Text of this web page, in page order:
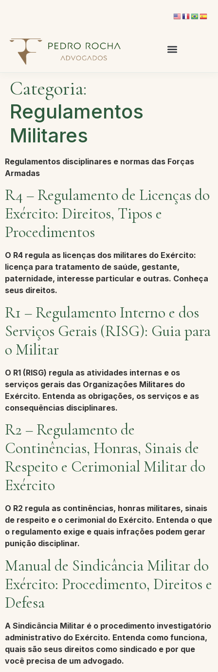
Categoria:
Regulamentos
Militares
Regulamentos disciplinares e normas das Forças
Armadas
R4 – Regulamento de Licenças do
Exército: Direitos, Tipos e
Procedimentos
O R4 regula as licenças dos militares do Exército:
licença para tratamento de saúde, gestante,
paternidade, interesse particular e outras. Conheça
seus direitos.
R1 – Regulamento Interno e dos
Serviços Gerais (RISG): Guia para
o Militar
O R1 (RISG) regula as atividades internas e os
serviços gerais das Organizações Militares do
Exército. Entenda as obrigações, os serviços e as
consequências disciplinares.
R2 – Regulamento de
Continências, Honras, Sinais de
Respeito e Cerimonial Militar do
Exército
O R2 regula as continências, honras militares, sinais
de respeito e o cerimonial do Exército. Entenda o que
o regulamento exige e quais infrações podem gerar
punição disciplinar.
Manual de Sindicância Militar do
Exército: Procedimento, Direitos e
Defesa
A Sindicância Militar é o procedimento investigatório
administrativo do Exército. Entenda como funciona,
quais são seus direitos como sindicado e por que
você precisa de um advogado.